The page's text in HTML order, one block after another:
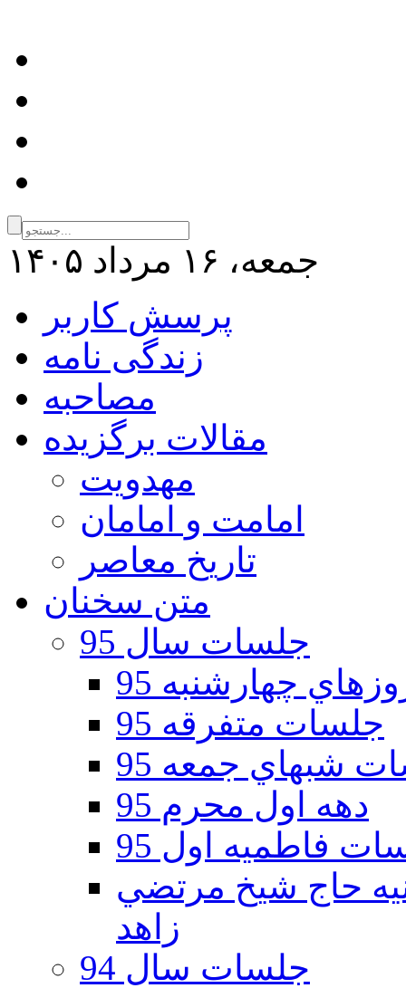
جمعه، ۱۶ مرداد ۱۴۰۵
پرسش کاربر
زندگی نامه
مصاحبه
مقالات برگزیده
مهدویت
امامت و امامان
تاریخ معاصر
متن سخنان
جلسات سال 95
چهارشنبه 95
جلسات متفرقه 95
شبهاي جمعه 95
دهه اول محرم 95
فاطمیه اول 95
دوم 95 - حسينيه حاج شيخ مرتضي
زاهد
جلسات سال 94